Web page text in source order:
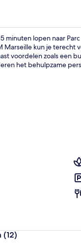
minuten lopen naar
Marseille kun je
voordelen zoals een
het behulpzame
(12)